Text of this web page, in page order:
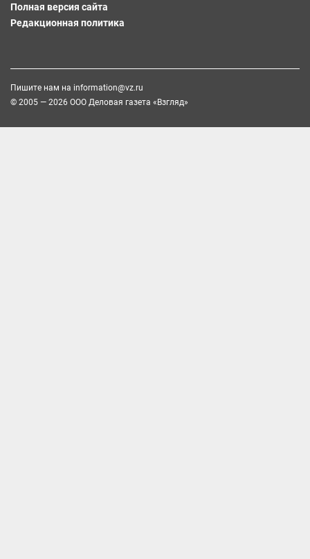
Полная версия сайта
Редакционная политика
Пишите нам на information@vz.ru
© 2005 — 2026 ООО Деловая газета «Взгляд»